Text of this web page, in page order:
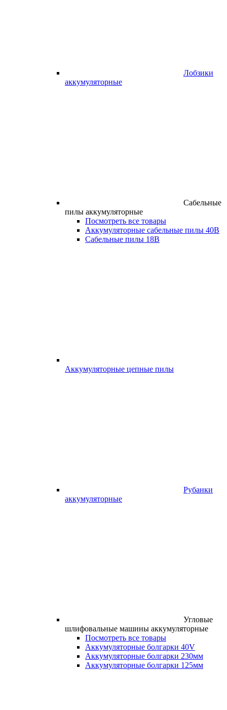
Лобзики
аккумуляторные
Сабельные
пилы аккумуляторные
Посмотреть все товары
Аккумуляторные сабельные пилы 40В
Сабельные пилы 18В
Аккумуляторные цепные пилы
Рубанки
аккумуляторные
Угловые
шлифовальные машины аккумуляторные
Посмотреть все товары
Аккумуляторные болгарки 40V
Аккумуляторные болгарки 230мм
Аккумуляторные болгарки 125мм